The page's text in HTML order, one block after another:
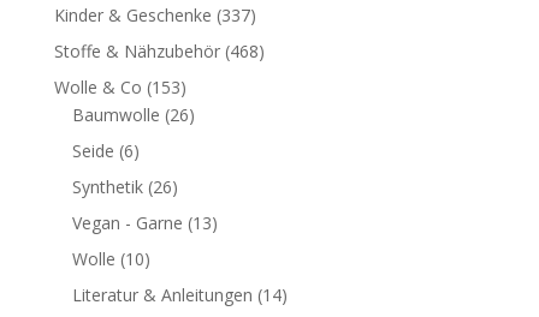
Kinder & Geschenke (337)
Stoffe & Nähzubehör (468)
Wolle & Co (153)
Baumwolle (26)
Seide (6)
Synthetik (26)
Vegan - Garne (13)
Wolle (10)
Literatur & Anleitungen (14)